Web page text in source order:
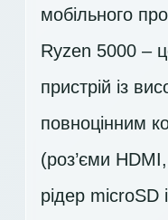
мобільного
Ryzen 5000 –
пристрій із
повноцінним
(роз’єми
рідер microSD